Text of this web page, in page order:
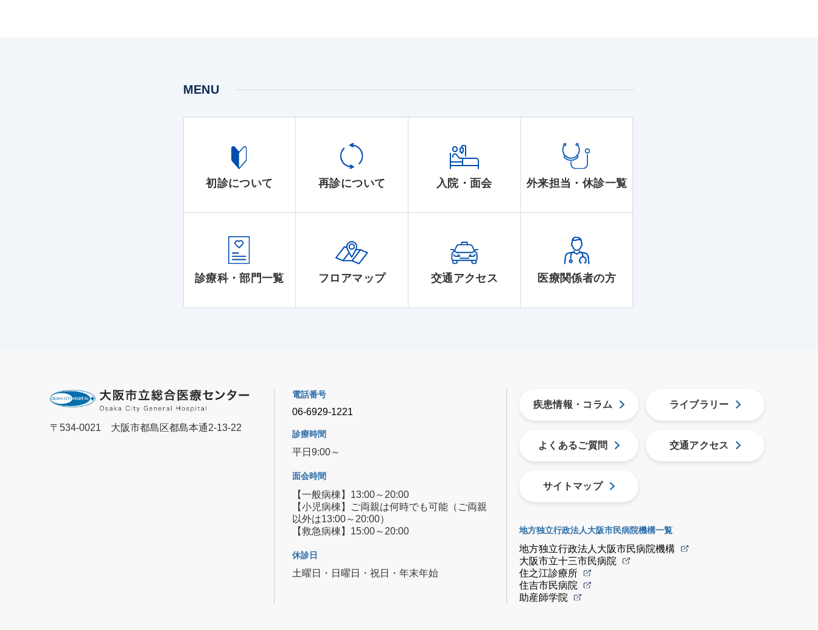
MENU
初診について 再診について 入院・面会 外来担当・休診一覧
診療科・部門一覧 フロアマップ 交通アクセス 医療関係者の方
〒534-0021 大阪市都島区都島本通2-13-22
電話番号
06-6929-1221
診療時間
平日9:00～
面会時間
【一般病棟】13:00～20:00
【小児病棟】ご両親は何時でも可能（ご両親
以外は13:00～20:00）
【救急病棟】15:00～20:00
休診日
土曜日・日曜日・祝日・年末年始
疾患情報・コラム ライブラリー
よくあるご質問 交通アクセス
サイトマップ
地方独立行政法人大阪市民病院機構一覧
地方独立行政法人大阪市民病院機構
大阪市立十三市民病院
住之江診療所
住吉市民病院
助産師学院